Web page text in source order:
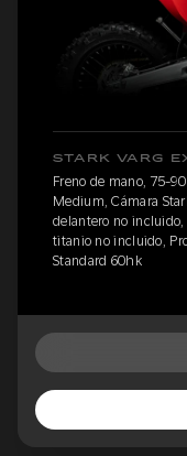
STARK VARG
Freno de mano, 75-
Medium, Cámara
delantero no
titanio no incluido,
Standard 60hk